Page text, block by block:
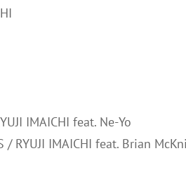
IMAICHI feat. Ne-Yo
/ RYUJI IMAICHI feat. Brian